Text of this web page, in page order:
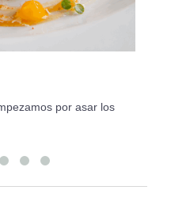
por asar los